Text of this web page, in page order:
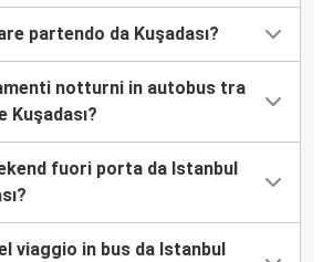
partendo da Kuşadası?
notturni in autobus tra
Kuşadası?
fuori porta da Istanbul
viaggio in bus da Istanbul